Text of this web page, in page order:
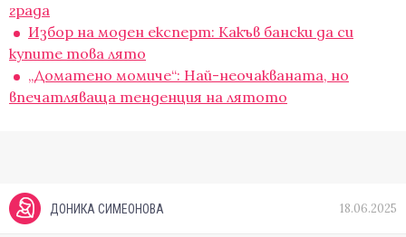
градa
Избор на моден експерт: Какъв бански да си
купите това лято
„Доматено момиче“: Най-неочакваната, но
впечатляваща тенденция на лятото
ДОНИКА СИМЕОНОВА 18.06.2025